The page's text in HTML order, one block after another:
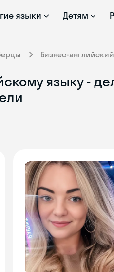
языки Детям
Бизнес-английский
языку -